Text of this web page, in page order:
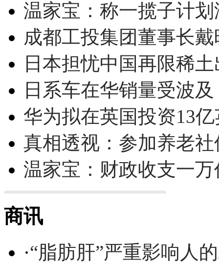
温家宝：称一揽子计
成都工投集团董事长
日本担忧中国再限稀
日系车在华销量受波
华为拟在英国投资13
真相透视：参加养老
温家宝：财政收支一
商讯
·“脂肪肝”严重影响人